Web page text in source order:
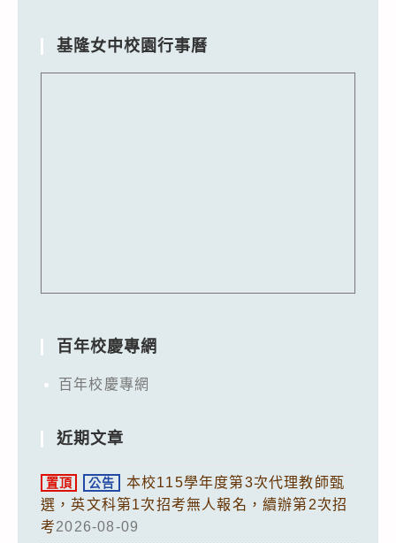
基隆女中校園行事曆
百年校慶專網
百年校慶專網
近期文章
置頂 公告
本校115學年度第3次代理教師甄
選，英文科第1次招考無人報名，續辦第2次招
考2026-08-09